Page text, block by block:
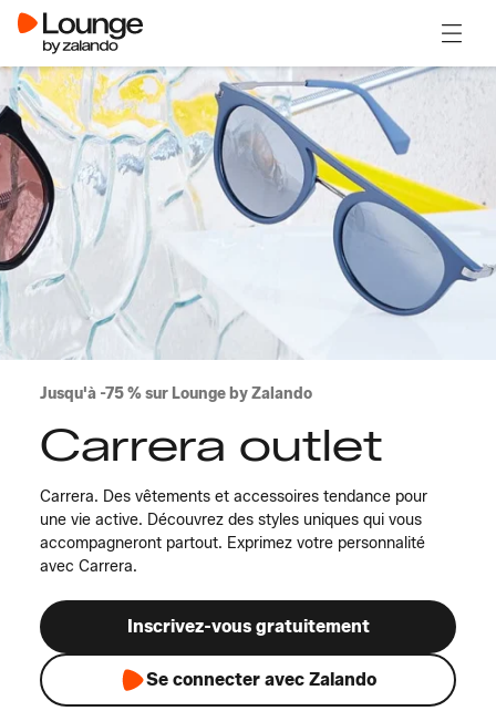
Jusqu'à -75 % sur Lounge by Zalando
Carrera outlet
Carrera. Des vêtements et accessoires tendance pour
une vie active. Découvrez des styles uniques qui vous
accompagneront partout. Exprimez votre personnalité
avec Carrera.
Inscrivez-vous gratuitement
Se connecter avec Zalando